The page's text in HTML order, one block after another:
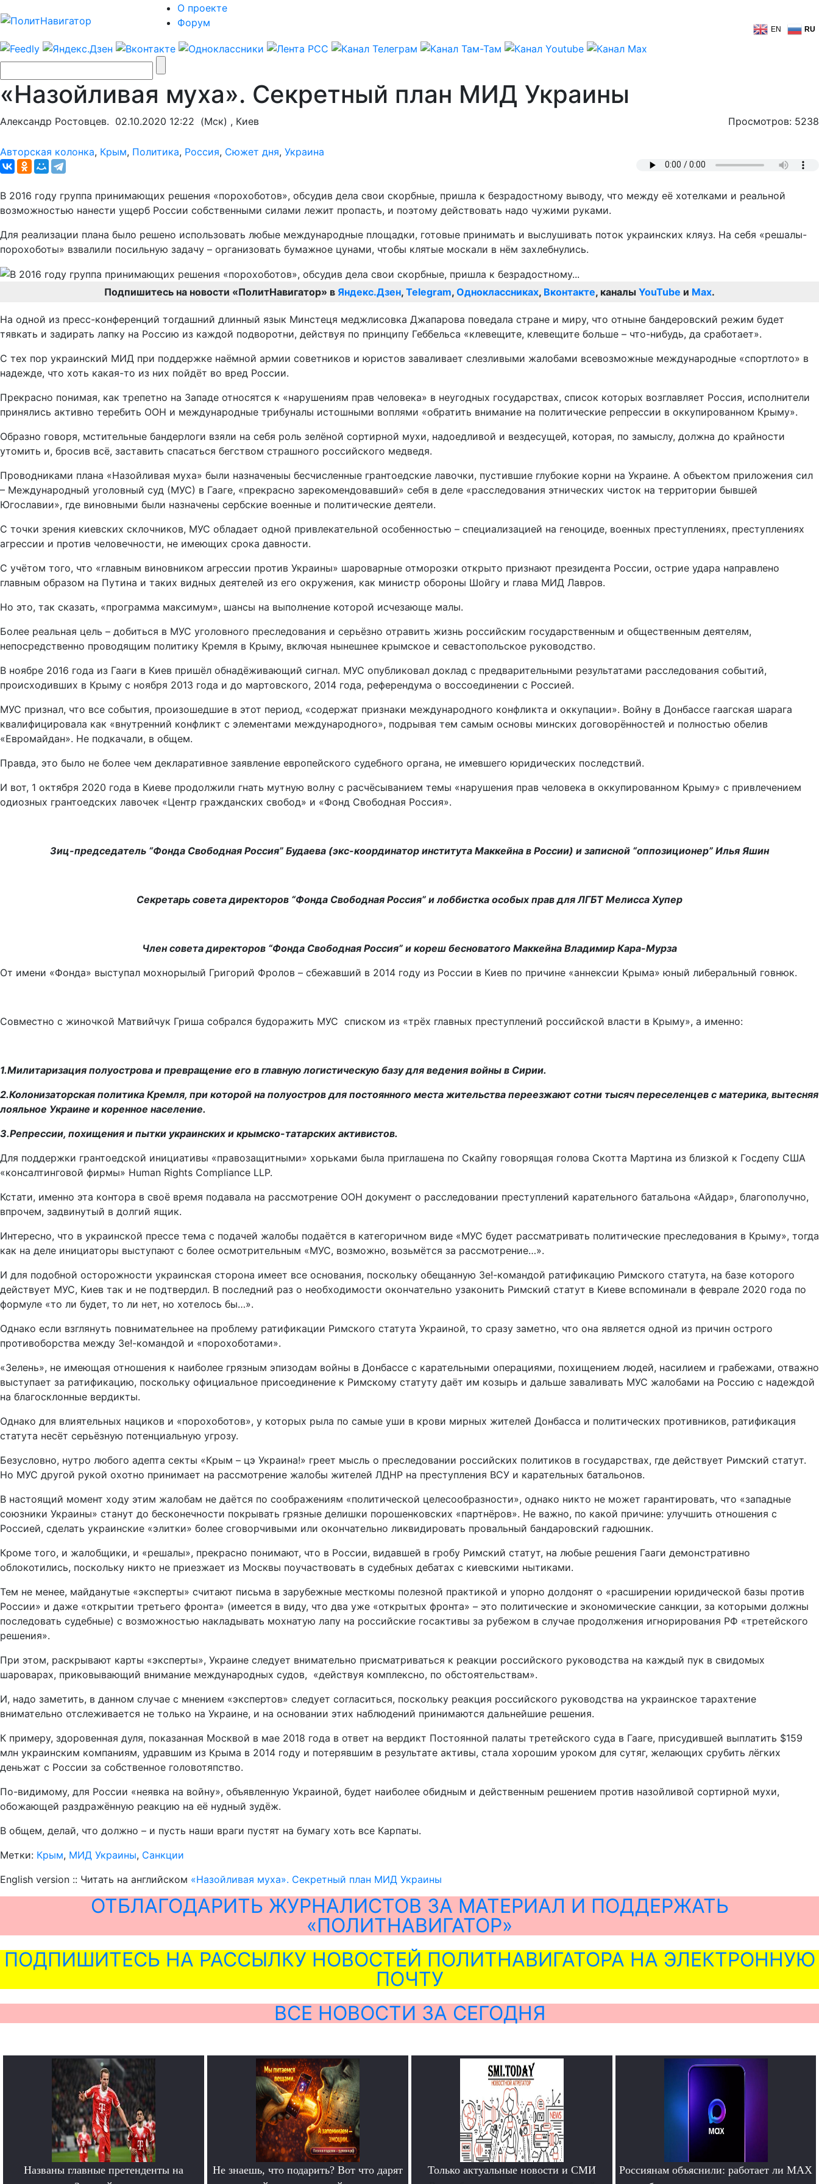
О проекте
Форум
EN RU
«Назойливая муха». Секретный план МИД Украины
Александр Ростовцев. 02.10.2020 12:22 (Мск) , Киев Просмотров: 5238
Авторская колонка, Крым, Политика, Россия, Сюжет дня, Украина
В 2016 году группа принимающих решения «порохоботов», обсудив дела свои скорбные, пришла к безрадостному выводу, что между её хотелками и реальной
возможностью нанести ущерб России собственными силами лежит пропасть, и поэтому действовать надо чужими руками.
Для реализации плана было решено использовать любые международные площадки, готовые принимать и выслушивать поток украинских кляуз. На себя «решалы-
порохоботы» взвалили посильную задачу – организовать бумажное цунами, чтобы клятые москали в нём захлебнулись.
Подпишитесь на новости «ПолитНавигатор» в Яндекс.Дзен, Telegram, Одноклассниках, Вконтакте, каналы YouTube и Max.
На одной из пресс-конференций тогдашний длинный язык Минстеця меджлисовка Джапарова поведала стране и миру, что отныне бандеровский режим будет
тявкать и задирать лапку на Россию из каждой подворотни, действуя по принципу Геббельса «клевещите, клевещите больше – что-нибудь, да сработает».
С тех пор украинский МИД при поддержке наёмной армии советников и юристов заваливает слезливыми жалобами всевозможные международные «спортлото» в
надежде, что хоть какая-то из них пойдёт во вред России.
Прекрасно понимая, как трепетно на Западе относятся к «нарушениям прав человека» в неугодных государствах, список которых возглавляет Россия, исполнители
принялись активно теребить ООН и международные трибуналы истошными воплями «обратить внимание на политические репрессии в оккупированном Крыму».
Образно говоря, мстительные бандерлоги взяли на себя роль зелёной сортирной мухи, надоедливой и вездесущей, которая, по замыслу, должна до крайности
утомить и, бросив всё, заставить спасаться бегством страшного российского медведя.
Проводниками плана «Назойливая муха» были назначеныы бесчисленные грантоедские лавочки, пустившие глубокие корни на Украине. А объектом приложения сил
– Международный уголовный суд (МУС) в Гааге, «прекрасно зарекомендовавший» себя в деле «расследования этнических чисток на территории бывшей
Югославии», где виновными были назначены сербские военные и политические деятели.
С точки зрения киевских склочников, МУС обладает одной привлекательной особенностью – специализацией на геноциде, военных преступлениях, преступлениях
агрессии и против человечности, не имеющих срока давности.
С учётом того, что «главным виновником агрессии против Украины» шароварные отморозки открыто признают президента России, острие удара направлено
главным образом на Путина и таких видных деятелей из его окружения, как министр обороны Шойгу и глава МИД Лавров.
Но это, так сказать, «программа максимум», шансы на выполнение которой исчезающе малы.
Более реальная цель – добиться в МУС уголовного преследования и серьёзно отравить жизнь российским государственным и общественным деятелям,
непосредственно проводящим политику Кремля в Крыму, включая нынешнее крымское и севастопольское руководство.
В ноябре 2016 года из Гааги в Киев пришёл обнадёживающий сигнал. МУС опубликовал доклад с предварительными результатами расследования событий,
происходивших в Крыму с ноября 2013 года и до мартовского, 2014 года, референдума о воссоединении с Россией.
МУС признал, что все события, произошедшие в этот период, «содержат признаки международного конфликта и оккупации». Войну в Донбассе гаагская шарага
квалифицировала как «внутренний конфликт с элементами международного», подрывая тем самым основы минских договорённостей и полностью обелив
«Евромайдан». Не подкачали, в общем.
Правда, это было не более чем декларативное заявление европейского судебного органа, не имевшего юридических последствий.
И вот, 1 октября 2020 года в Киеве продолжили гнать мутную волну с расчёсыванием темы «нарушения прав человека в оккупированном Крыму» с привлечением
одиозных грантоедских лавочек «Центр гражданских свобод» и «Фонд Свободная Россия».
Зиц-председатель “Фонда Свободная Россия” Будаева (экс-координатор института Маккейна в России) и записной “оппозиционер” Илья Яшин
Секретарь совета директоров “Фонда Свободная Россия” и лоббистка особых прав для ЛГБТ Мелисса Хупер
Член совета директоров “Фонда Свободная Россия” и кореш бесноватого Маккейна Владимир Кара-Мурза
От имени «Фонда» выступал мохнорылый Григорий Фролов – сбежавший в 2014 году из России в Киев по причине «аннексии Крыма» юный либеральный говнюк.
Совместно с жиночкой Матвийчук Гриша собрался будоражить МУС списком из «трёх главных преступлений российской власти в Крыму», а именно:
1.Милитаризация полуострова и превращение его в главную логистическую базу для ведения войны в Сирии.
2.Колонизаторская политика Кремля, при которой на полуостров для постоянного места жительства переезжают сотни тысяч переселенцев с материка, вытесняя
лояльное Украине и коренное население.
3.Репрессии, похищения и пытки украинских и крымско-татарских активистов.
Для поддержки грантоедской инициативы «правозащитными» хорьками была приглашена по Скайпу говорящая голова Скотта Мартина из близкой к Госдепу США
«консалтинговой фирмы» Human Rights Compliance LLP.
Кстати, именно эта контора в своё время подавала на рассмотрение ООН документ о расследовании преступлений карательного батальона «Айдар», благополучно,
впрочем, задвинутый в долгий ящик.
Интересно, что в украинской прессе тема с подачей жалобы подаётся в категоричном виде «МУС будет рассматривать политические преследования в Крыму», тогда
как на деле инициаторы выступают с более осмотрительным «МУС, возможно, возьмётся за рассмотрение…».
И для подобной осторожности украинская сторона имеет все основания, поскольку обещанную Зе!-командой ратификацию Римского статута, на базе которого
действует МУС, Киев так и не подтвердил. В последний раз о необходимости окончательно узаконить Римский статут в Киеве вспоминали в феврале 2020 года по
формуле «то ли будет, то ли нет, но хотелось бы…».
Однако если взглянуть повнимательнее на проблему ратификации Римского статута Украиной, то сразу заметно, что она является одной из причин острого
противоборства между Зе!-командой и «порохоботами».
«Зелень», не имеющая отношения к наиболее грязным эпизодам войны в Донбассе с карательными операциями, похищением людей, насилием и грабежами, отважно
выступает за ратификацию, поскольку официальное присоединение к Римскому статуту даёт им козырь и дальше заваливать МУС жалобами на Россию с надеждой
на благосклонные вердикты.
Однако для влиятельных нациков и «порохоботов», у которых рыла по самые уши в крови мирных жителей Донбасса и политических противников, ратификация
статута несёт серьёзную потенциальную угрозу.
Безусловно, нутро любого адепта секты «Крым – цэ Украина!» греет мысль о преследовании российских политиков в государствах, где действует Римский статут.
Но МУС другой рукой охотно принимает на рассмотрение жалобы жителей ЛДНР на преступления ВСУ и карательных батальонов.
В настоящий момент ходу этим жалобам не даётся по соображениям «политической целесообразности», однако никто не может гарантировать, что «западные
союзники Украины» станут до бесконечности покрывать грязные делишки порошенковских «партнёров». Не важно, по какой причине: улучшить отношения с
Россией, сделать украинские «элитки» более сговорчивыми или окончательно ликвидировать провальный бандаровский гадюшник.
Кроме того, и жалобщики, и «решалы», прекрасно понимают, что в России, видавшей в гробу Римский статут, на любые решения Гааги демонстративно
облокотились, поскольку никто не приезжает из Москвы поучаствовать в судебных дебатах с киевскими нытиками.
Тем не менее, майданутые «эксперты» считают письма в зарубежные месткомы полезной практикой и упорно долдонят о «расширении юридической базы против
России» и даже «открытии третьего фронта» (имеется в виду, что два уже «открытых фронта» – это политические и экономические санкции, за которыми должны
последовать судебные) с возможностью накладывать мохнатую лапу на российские госактивы за рубежом в случае продолжения игнорирования РФ «третейского
решения».
При этом, раскрывают карты «эксперты», Украине следует внимательно присматриваться к реакции российского руководства на каждый пук в свидомых
шароварах, приковывающий внимание международных судов, «действуя комплексно, по обстоятельствам».
И, надо заметить, в данном случае с мнением «экспертов» следует согласиться, поскольку реакция российского руководства на украинское тарахтение
внимательно отслеживается не только на Украине, и на основании этих наблюдений принимаются дальнейшие решения.
К примеру, здоровенная дуля, показанная Москвой в мае 2018 года в ответ на вердикт Постоянной палаты третейского суда в Гааге, присудившей выплатить $159
млн украинским компаниям, удравшим из Крыма в 2014 году и потерявшим в результате активы, стала хорошим уроком для сутяг, желающих срубить лёгких
деньжат с России за собственное головотяпство.
По-видимому, для России «неявка на войну», объявленную Украиной, будет наиболее обидным и действенным решением против назойливой сортирной мухи,
обожающей раздражённую реакцию на её нудный зудёж.
В общем, делай, что должно – и пусть наши враги пустят на бумагу хоть все Карпаты.
Метки: Крым, МИД Украины, Санкции
English version :: Читать на английском «Назойливая муха». Секретный план МИД Украины
ОТБЛАГОДАРИТЬ ЖУРНАЛИСТОВ ЗА МАТЕРИАЛ И ПОДДЕРЖАТЬ
«ПОЛИТНАВИГАТОР»
ПОДПИШИТЕСЬ НА РАССЫЛКУ НОВОСТЕЙ ПОЛИТНАВИГАТОРА НА ЭЛЕКТРОННУЮ
ПОЧТУ
ВСЕ НОВОСТИ ЗА СЕГОДНЯ
Названы главные претенденты на
Не знаешь, что подарить? Вот что дарят
Только актуальные новости и СМИ
Россиянам объяснили: работает ли MAX